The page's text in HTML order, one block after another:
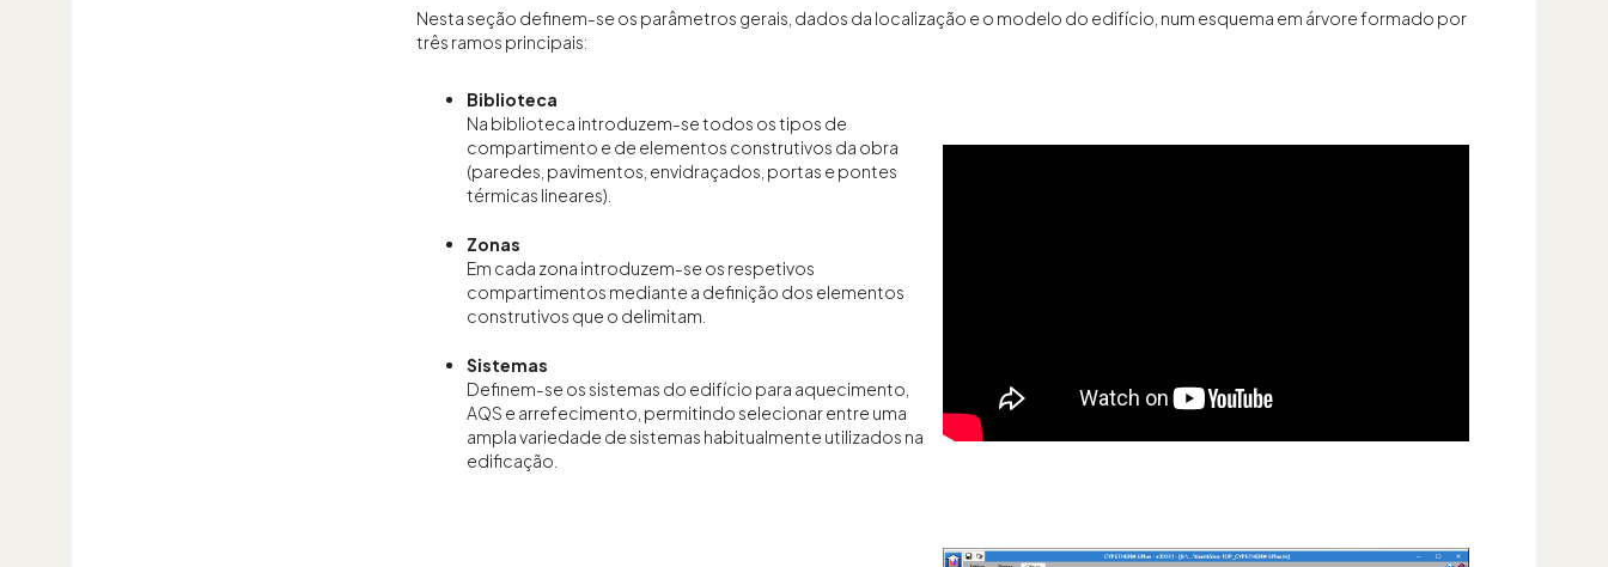
Nesta seção definem-se os parâmetros gerais, dados da localização e o modelo do edifício, num esquema em árvore formado por
três ramos principais:
Biblioteca
Na biblioteca introduzem-se todos os tipos de
compartimento e de elementos construtivos da obra
(paredes, pavimentos, envidraçados, portas e pontes
térmicas lineares).
Zonas
Em cada zona introduzem-se os respetivos
compartimentos mediante a definição dos elementos
construtivos que o delimitam.
Sistemas
Definem-se os sistemas do edifício para aquecimento,
AQS e arrefecimento, permitindo selecionar entre uma
ampla variedade de sistemas habitualmente utilizados na
edificação.